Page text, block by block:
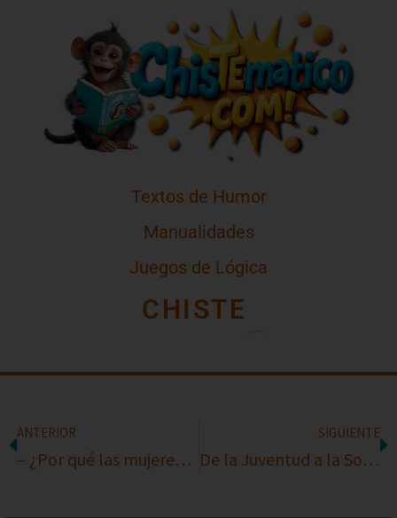
Textos de Humor
Manualidades
Juegos de Lógica
CHISTE
ANTERIOR
– ¿Por qué las mujeres casadas casi nunca se emborrachan?
SIGUIENTE
De la Juventud a la Sorprendente Economía